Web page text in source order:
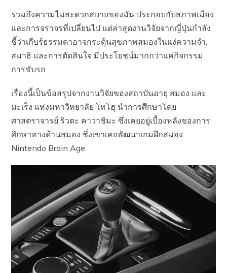
รวมถึงความไม่สะดวกสบายของมัน ประกอบกับสภาพเมือง
และการจราจรที่เปลี่ยนไป แต่ล่าสุดงานวิจัยจากญี่ปุ่นกำลัง
ชี้ว่าเกีบร์ธรรมดาอาจกระตุ้นสุขภาพสมองในแง่ความจำ,
สมาธิ และการตัดสินใจ มีประโยชน์มากกว่าแค่กิจกรรม
การขับรถ
เรื่องนี้เป็นข้อสรุปจากงานวิจัยของสถาบันอายุ สมอง และ
มะเร็ง แห่งมหาวิทยาลัย โทโฮุ นำการศึกษาโดย
ศาสตราจารย์ ริวตะ คาวาชิมะ ซึ่งเคยอยู่เบื้องหลังของการ
ศึกษาทางด้านสมอง ซึ่งเขาเคยพัฒนาเกมฝึกสมอง
Nintendo Brain Age